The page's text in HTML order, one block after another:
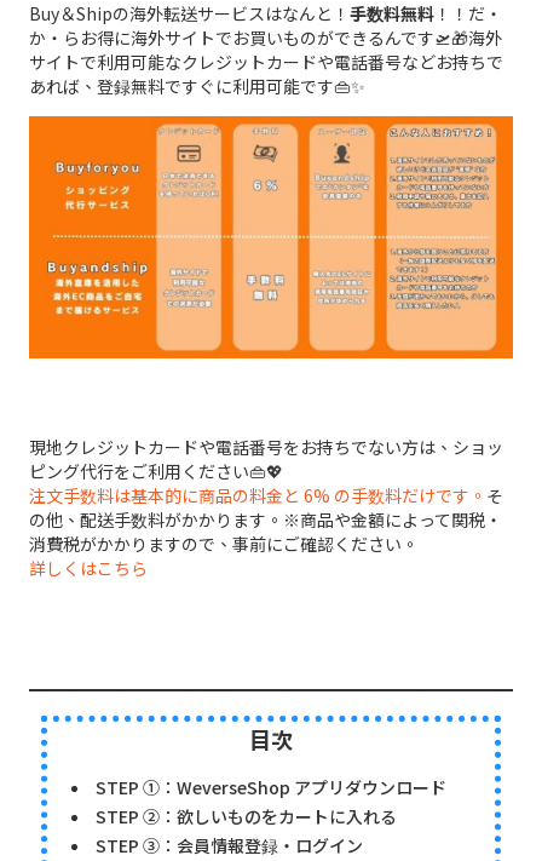
Buy＆Shipの海外転送サービスはなんと！ 手数料無料 ！！だ・
か・らお得に海外サイトでお買いものができるんです🛫🎁海外
サイトで利用可能なクレジットカードや電話番号などお持ちで
あれば、登録無料ですぐに利用可能です👜✨
現地クレジットカードや電話番号をお持ちでない方は、ショッ
ピング代行をご利用ください👜💖
注文手数料は基本的に商品の料金と 6% の手数料だけです。 そ
の他、配送手数料がかかります。※商品や金額によって関税・
消費税がかかりますので、事前にご確認ください。
詳しくはこちら
目次
STEP ①：WeverseShop アプリダウンロード
STEP ②：欲しいものをカートに入れる
STEP ③：会員情報登録・ログイン